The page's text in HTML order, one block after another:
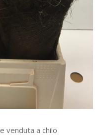
venduta a chilo